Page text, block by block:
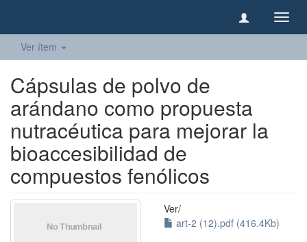
Ver ítem
Cápsulas de polvo de
arándano como propuesta
nutracéutica para mejorar la
bioaccesibilidad de
compuestos fenólicos
Ver/
art-2 (12).pdf (416.4Kb)